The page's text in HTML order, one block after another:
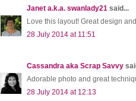
Janet a.k.a. swanlady21 said...
Love this layout! Great design
28 July 2014 at 11:51
Cassandra aka Scrap Savvy
Adorable photo and great
28 July 2014 at 12:13